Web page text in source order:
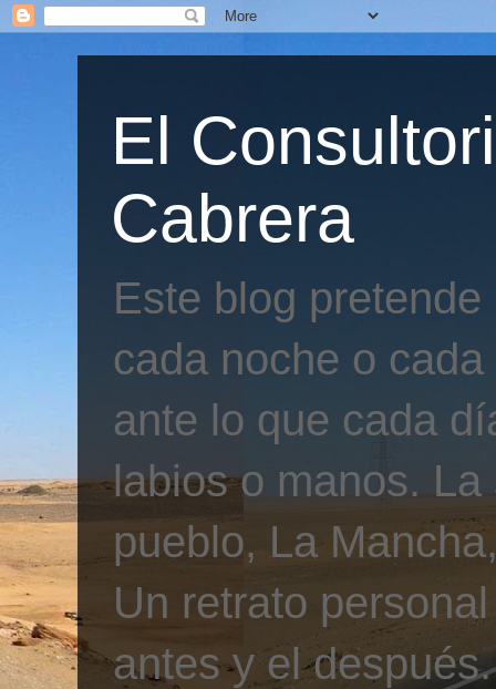
El
Cabrera
Este blog
cada noche o
ante lo que cada
labios o manos.
pueblo, La
Un retrato
antes y el después.